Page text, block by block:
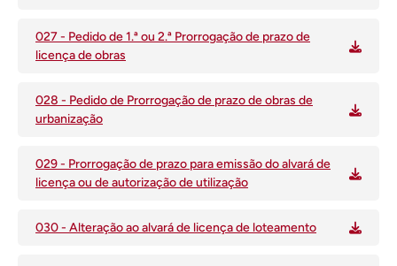
027 - Pedido de 1.ª ou 2.ª Prorrogação de prazo de
licença de obras
028 - Pedido de Prorrogação de prazo de obras de
urbanização
029 - Prorrogação de prazo para emissão do alvará de
licença ou de autorização de utilização
030 - Alteração ao alvará de licença de loteamento